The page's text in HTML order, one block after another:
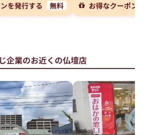
を発行する 無料 お得なクーポンを
企業のお近くの仏壇店